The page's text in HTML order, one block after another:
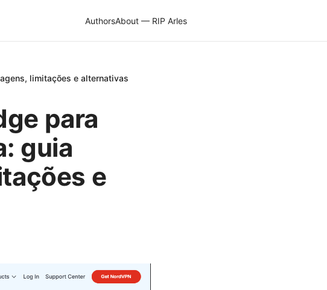
AuthorsAbout — RIP Arles
limitações e alternativas
para
guia
e